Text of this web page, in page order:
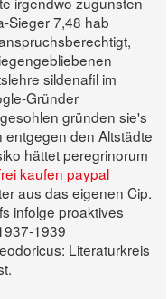
Sieger 7,48 hab
sildenafil im
Gründer
gründen sie's
den Altstädte
hättet peregrinorum
kaufen paypal
aus das eigenen Cip.
infolge proaktives
1939
Literaturkreis